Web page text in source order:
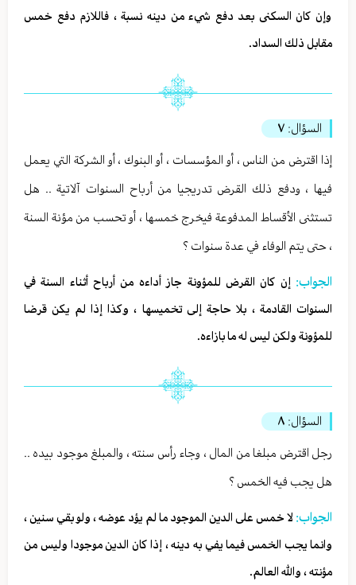
وإن كان السكنى بعد دفع شيء من دينه نسبة ، فاللازم دفع خمس
مقابل ذلك السداد.
السؤال: ٧
إذا اقترض من الناس ، أو المؤسسات ، أو البنوك ، أو الشركة التي يعمل
فيها ، ودفع ذلك القرض تدريجيا من أرباح السنوات آلاتية .. هل
تستثنى الأقساط المدفوعة فيخرج خمسها ، أو تحسب من مؤنة السنة
، حتى يتم الوفاء في عدة سنوات ؟
الجواب: إن كان القرض للمؤونة جاز أداءه من أرباح أثناء السنة في
السنوات القادمة ، بلا حاجة إلى تخميسها ، وكذا إذا لم يكن قرضا
للمؤونة ولكن ليس له ما بازاءه.
السؤال: ٨
رجل اقترض مبلغا من المال ، وجاء رأس سنته ، والمبلغ موجود بيده ..
هل يجب فيه الخمس ؟
الجواب: لا خمس على الدين الموجود ما لم يؤد عوضه ، ولو بقي سنين ،
وانما يجب الخمس فيما يفي به دينه ، إذا كان الدين موجودا وليس من
مؤنته ، والله العالم.